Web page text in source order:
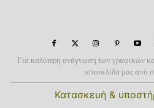
Για καλύτερη ανάγνωση των γραφικών
ιστοσελίδα μας από
Κατασκευή &